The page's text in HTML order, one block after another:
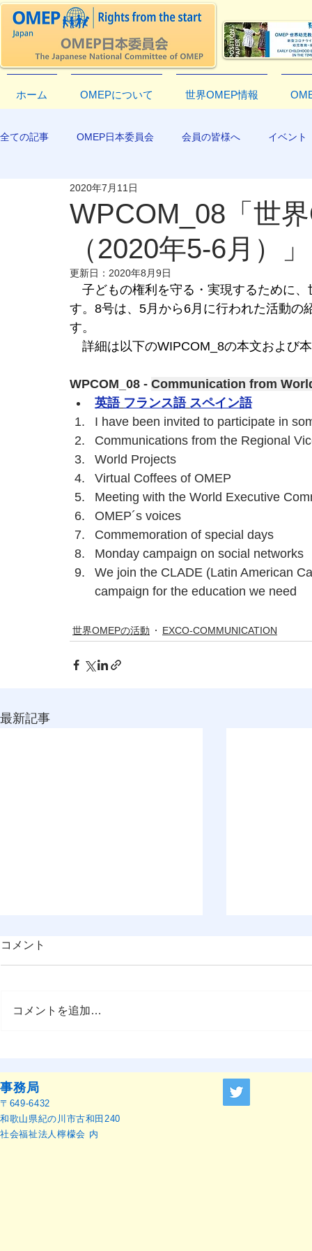
ホーム OMEPについて 世界OMEP情報
全ての記事 OMEP日本委員会 会員の皆様へ イベント
EXCO-COMMUNICATION
WPCOM_08「世
（2020年5-6月）」
2020年7月11日
更新日： 2020年8月9日
子どもの権利を守る・実現するために
す。8号は、5月から6月に行われた活動の
す。
詳細は以下のWIPCOM_8の本文および
WPCOM_08 - Communication from
英語 フランス語 スペイン語
I have been invited to participate in
Communications from the Regional
World Projects
Virtual Coffees of OMEP
Meeting with the World Executive
OMEP´s voices
Commemoration of special days
Monday campaign on social networks
We join the CLADE (Latin American
campaign for the education we need
世界OMEPの活動 EXCO-COMMUNICATION
最新記事
催のお知らせ
本語訳）
コメント
コメントを追加…
事務局
〒649-6432
和歌山県紀の川市古和田240
社会福祉法人檸檬会 内